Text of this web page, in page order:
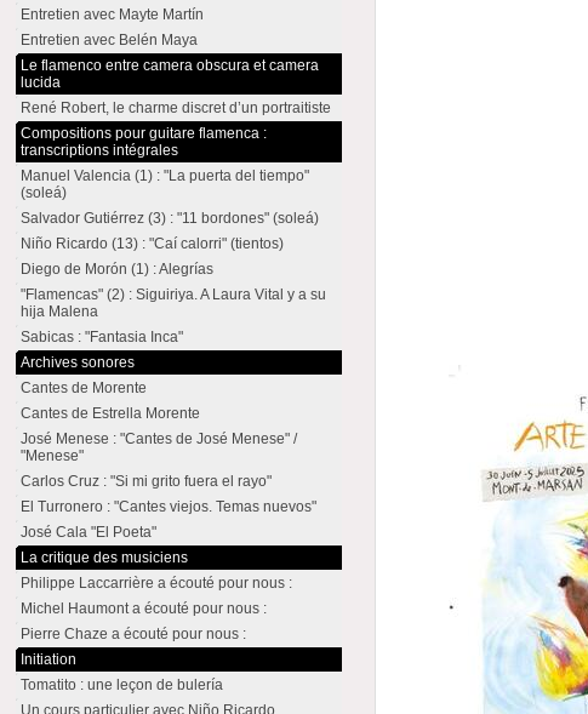
Entretien avec Mayte Martín
Entretien avec Belén Maya
Le flamenco entre camera obscura et camera
lucida
René Robert, le charme discret d’un portraitiste
Compositions pour guitare flamenca :
transcriptions intégrales
Manuel Valencia (1) : "La puerta del tiempo"
(soleá)
Salvador Gutiérrez (3) : "11 bordones" (soleá)
Niño Ricardo (13) : "Caí calorri" (tientos)
Diego de Morón (1) : Alegrías
"Flamencas" (2) : Siguiriya. A Laura Vital y a su
hija Malena
Sabicas : "Fantasia Inca"
Archives sonores
Cantes de Morente
Cantes de Estrella Morente
José Menese : "Cantes de José Menese" /
"Menese"
Carlos Cruz : "Si mi grito fuera el rayo"
El Turronero : "Cantes viejos. Temas nuevos"
José Cala "El Poeta"
La critique des musiciens
Philippe Laccarrière a écouté pour nous :
Michel Haumont a écouté pour nous :
Pierre Chaze a écouté pour nous :
Initiation
Tomatito : une leçon de bulería
Un cours particulier avec Niño Ricardo